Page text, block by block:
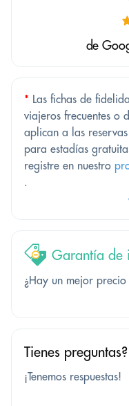
de
* Las fichas de
viajeros frecuentes o
aplican a las
para estadías
registre en nuestro
.
Garantía de
¿Hay un mejor
Tienes preguntas?
¡Tenemos respuestas!